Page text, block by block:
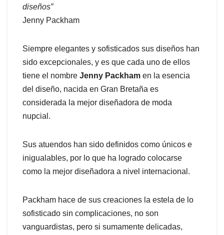
diseños”
Jenny Packham
Siempre elegantes y sofisticados sus diseños han
sido excepcionales, y es que cada uno de ellos
tiene el nombre Jenny Packham en la esencia
del diseño, nacida en Gran Bretaña es
considerada la mejor diseñadora de moda
nupcial.
Sus atuendos han sido definidos como únicos e
inigualables, por lo que ha logrado colocarse
como la mejor diseñadora a nivel internacional.
Packham hace de sus creaciones la estela de lo
sofisticado sin complicaciones, no son
vanguardistas, pero si sumamente delicadas,